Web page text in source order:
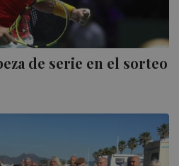
de serie en el sorteo